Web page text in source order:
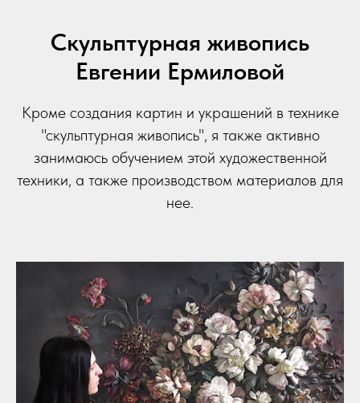
Скульптурная живопись
Евгении Ермиловой
Кроме создания картин и украшений в технике
"скульптурная живопись", я также активно
занимаюсь обучением этой художественной
техники, а также производством материалов для
нее.